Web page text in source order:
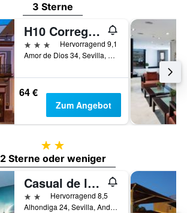
3 Sterne
H10 Corregidor Boutique Hotel
3 Sterne
Hervorragend 9,1
Amor de Dios 34, Sevilla, Andalusien, Spanien
64 €
Zum Angebot
2 Sterne
2 Sterne oder weniger
Casual de las Letras Sevilla
2 SterneHervorragend 8,5
Alhondiga 24, Sevilla, Andalusien, Spanien